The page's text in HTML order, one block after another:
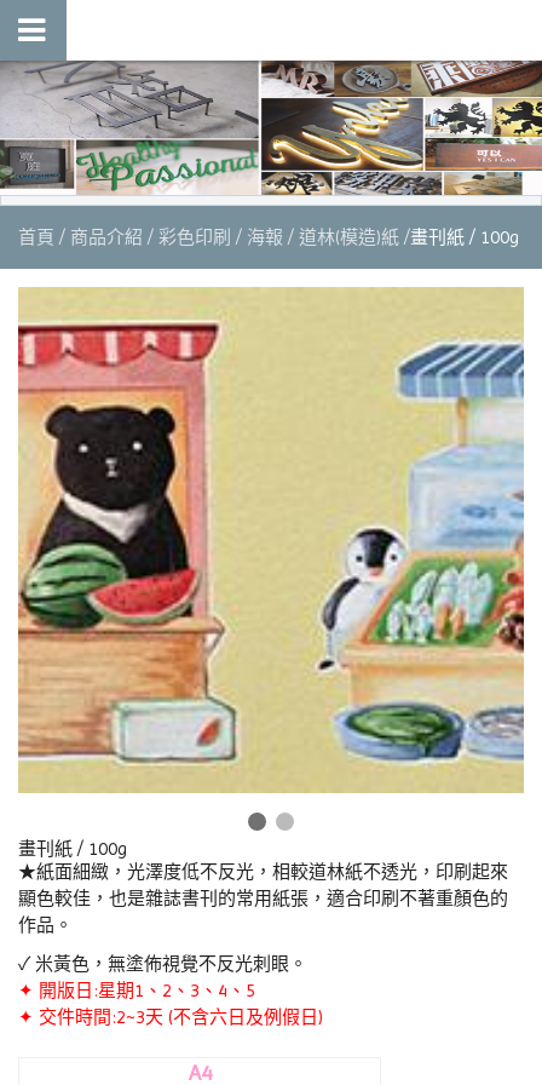
首頁 商品介紹 彩色印刷 海報 道林(模造)紙 畫刊紙 / 100g
畫刊紙 / 100g
★紙面細緻，光澤度低不反光，相較道林紙不透光，印刷起來
顯色較佳，也是雜誌書刊的常用紙張，適合印刷不著重顏色的
作品。
✓ 米黃色，無塗佈視覺不反光刺眼。
✦ 開版日:星期1、2、3、4、5
✦ 交件時間:2~3天 (不含六日及例假日)
A4